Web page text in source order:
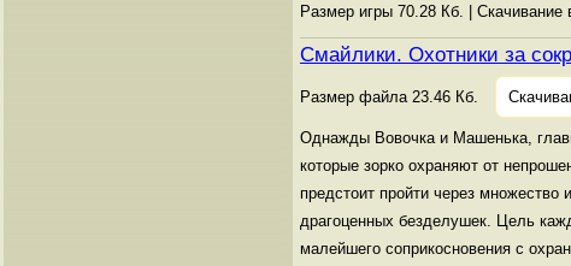
Размер игры 70.28 Кб. |
Смайлики. Охотники за
Размер файла 23.46 Кб.
Однажды Вовочка и Машенька,
которые зорко охраняют от
предстоит пройти через
драгоценных безделушек. Цель
малейшего соприкосновения с